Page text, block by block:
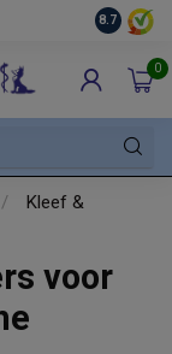
8.7
0
/
Kleef &
voor